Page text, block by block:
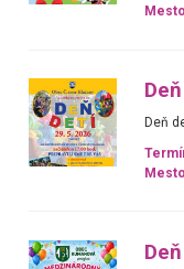
Deň